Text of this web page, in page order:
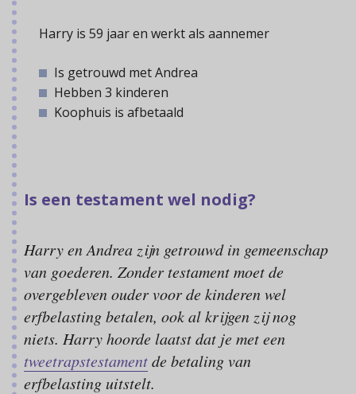
Harry is 59 jaar en werkt als aannemer
Is getrouwd met Andrea
Hebben 3 kinderen
Koophuis is afbetaald
Is een testament wel nodig?
Harry en Andrea zijn getrouwd in gemeenschap
van goederen. Zonder testament moet de
overgebleven ouder voor de kinderen wel
erfbelasting betalen, ook al krijgen zij nog
niets. Harry hoorde laatst dat je met een
tweetrapstestamentde betaling van
erfbelasting uitstelt.